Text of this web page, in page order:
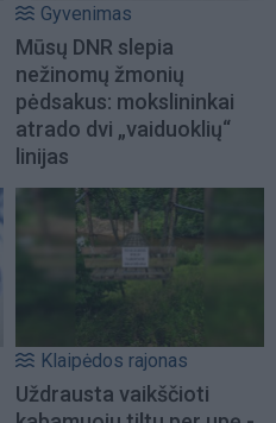
Gyvenimas
Mūsų DNR slepia
nežinomų žmonių
pėdsakus: mokslininkai
atrado dvi „vaiduoklių“
linijas
Klaipėdos rajonas
Uždrausta vaikščioti